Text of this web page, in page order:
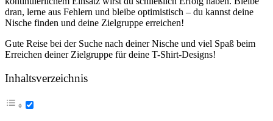
dran, lerne aus Fehlern und bleibe optimistisch – du kannst deine
Nische finden und deine Zielgruppe erreichen!
Gute Reise bei der Suche nach deiner Nische und viel Spaß beim
Erreichen deiner Zielgruppe für deine T-Shirt-Designs!
Inhaltsverzeichnis